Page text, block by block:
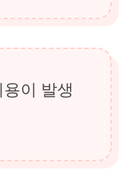
이 발생